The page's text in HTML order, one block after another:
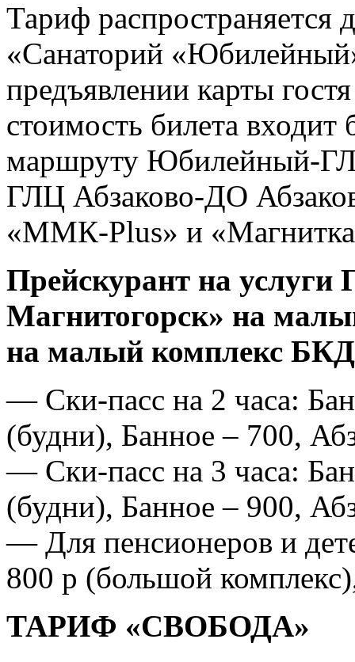
Тариф
«Санаторий
предъявлении карты
стоимость билета
маршруту Юбилейный-
ГЛЦ Абзаково-ДО
«ММК-Plus» и «Магнитка-
Прейскурант на
Магнитогорск» на
на малый комплекс
— Ски-пасс на 2 часа:
(будни), Банное – 700,
— Ски-пасс на 3 часа:
(будни), Банное – 900,
— Для пенсионеров и
800 р (большой
ТАРИФ «СВОБОДА»